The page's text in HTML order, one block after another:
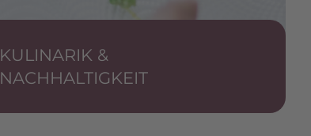
KULINARIK &
NACHHALTIGKEIT